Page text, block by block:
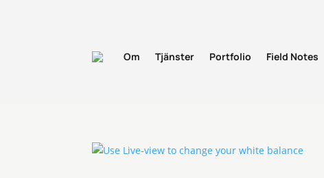
Om Tjänster Portfolio Field Notes